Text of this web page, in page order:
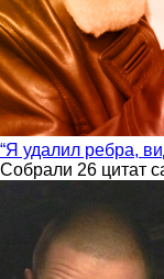
“Я удалил ребра,
Собрали 26 цитат